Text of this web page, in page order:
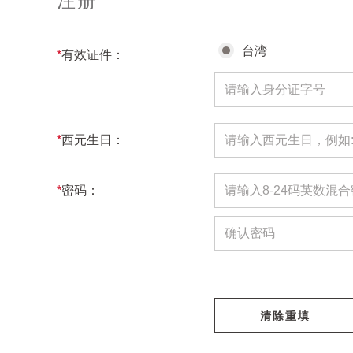
*有效证件： 台湾
*西元生日：
*密码：